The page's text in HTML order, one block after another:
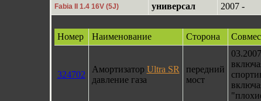
Fabia II 1.4 16V (5J) универсал 2007 -
Номер Наименование Сторона
324702
Амортизатор Ultra SR
давление газа
передний
мост